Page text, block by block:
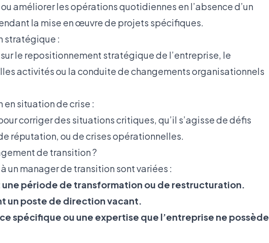
améliorer les opérations quotidiennes en l’absence d’un
la mise en œuvre de projets spécifiques.
stratégique :
le repositionnement stratégique de l’entreprise, le
activités ou la conduite de changements organisationnels
situation de crise :
corriger des situations critiques, qu’il s’agisse de défis
réputation, ou de crises opérationnelles.
de transition ?
un manager de transition sont variées :
période de transformation ou de restructuration.
un poste de direction vacant.
spécifique ou une expertise que l’entreprise ne possède